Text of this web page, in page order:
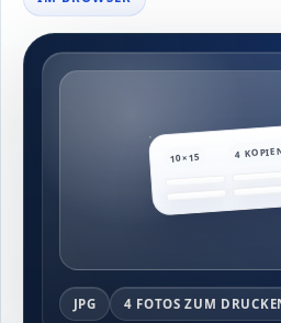
10×15 4
JPG 4 FOTOS ZUM